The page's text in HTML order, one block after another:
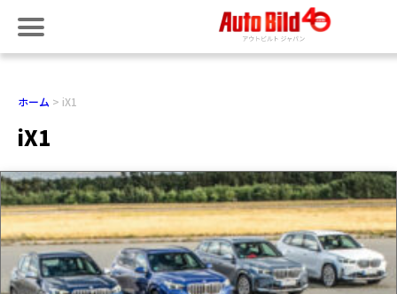
ホーム iX1
iX1